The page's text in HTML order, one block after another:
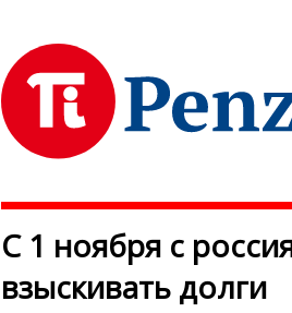
С 1 ноября с
взыскивать долги